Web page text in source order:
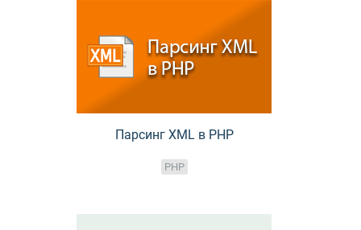
Парсинг XML в PHP
PHP